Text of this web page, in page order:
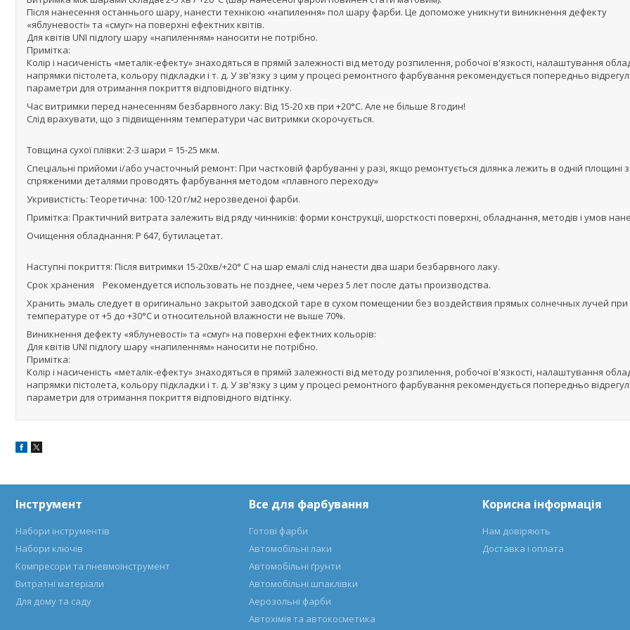
Після нанесення останнього шару, нанести технікою «напилення» пол шару фарби. Це допоможе уникнути виникнення дефекту
«яблуневості» та «смуг» на поверхні ефектних квітів.
Для квітів UNI підлогу шару «напиленням» наносити не потрібно.
Примітка:
Колір і насиченість «металік-ефекту» знаходяться в прямій залежності від методу розпилення, робочої в'язкості, налаштування
напрямки пістолета, кольору підкладки і т. д. У зв'язку з цим у процесі ремонтного фарбування рекомендується попередньо
параметри для отримання покриття відповідного відтінку.
Час витримки перед нанесенням безбарвного лаку: Від 15-20 хв при +20°С. Але не більше 8 годин!
Слід врахувати, що з підвищенням температури час витримки скорочується.
Товщина сухої плівки: 2-3 шари = 15-25 мкм.
Спеціальні прийоми і/або участочный ремонт: При частковій фарбуванні у разі, якщо ремонтується ділянка лежить в одній площині з
спряженими деталями проводять фарбування методом «плавного переходу»
Укривистість: Теоретична: 100-120 г/м2 нерозведеної фарби.
Примітка: Практичний витрата залежить від ряду чинників: форми конструкції, шорсткості поверхні, обладнання, методів і умов
Очищення обладнання: Р 647, бутилацетат.
Наступні покриття: Після витримки 15-20хв/+20° С на шар емалі слід нанести два шари безбарвного лаку.
Срок хранения Рекомендуется использовать не позднее, чем через 5 лет после даты производства.
Хранить эмаль следует в оригинально закрытой заводской таре в сухом помещении без воздействия прямых солнечных лучей при
температуре от +5 до +30°С и относительной влажности не выше 70%.
Виникнення дефекту «яблуневості» та «смуг» на поверхні ефектних кольорів:
Для квітів UNI підлогу шару «напиленням» наносити не потрібно.
Примітка:
Колір і насиченість «металік-ефекту» знаходяться в прямій залежності від методу розпилення, робочої в'язкості, налаштування
напрямки пістолета, кольору підкладки і т. д. У зв'язку з цим у процесі ремонтного фарбування рекомендується попередньо
параметри для отримання покриття відповідного відтінку.
Інструмент
Набори інструментів
Набори ключів
Компресори та пневмоінструмент
Витратні матеріали
Для дому та саду
Все для фарбування
Готові фарби
Автомобільні лаки
Автомобільні ґрунти
Автомобільні шпаклівки
Аерозольні фарби
Автохімія та автокосметика
Корисна інформація
Нам довіряють
Доставка і оплата